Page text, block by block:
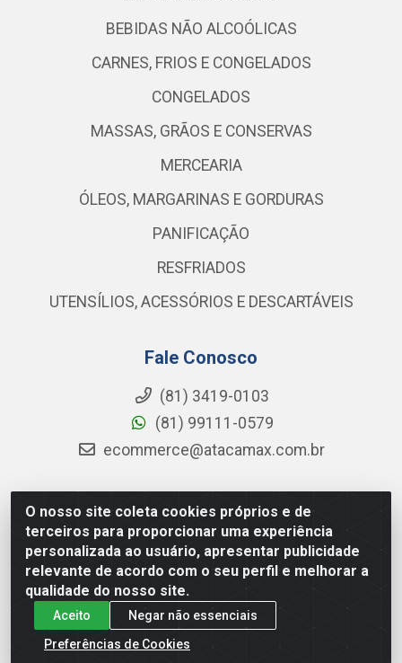
O nosso site coleta cookies próprios e de
terceiros para proporcionar uma experiência
personalizada ao usuário, apresentar publicidade
relevante de acordo com o seu perfil e melhorar a
qualidade do nosso site.
Aceito
Negar não essenciais
Preferências de Cookies
BEBIDAS NÃO ALCOÓLICAS
CARNES, FRIOS E CONGELADOS
CONGELADOS
MASSAS, GRÃOS E CONSERVAS
MERCEARIA
ÓLEOS, MARGARINAS E GORDURAS
PANIFICAÇÃO
RESFRIADOS
UTENSÍLIOS, ACESSÓRIOS E DESCARTÁVEIS
Fale Conosco
(81) 3419-0103
(81) 99111-0579
ecommerce@atacamax.com.br
Atacamax Importadora de Alimentos LTDA - RODOVIA BR-
101 - SUL, KM 79,60 GP E GALPAO:D - Muribeca, Jaboatão dos
Guararapes - PE, 54355-010 - CNPJ 08.305.623/0001-84